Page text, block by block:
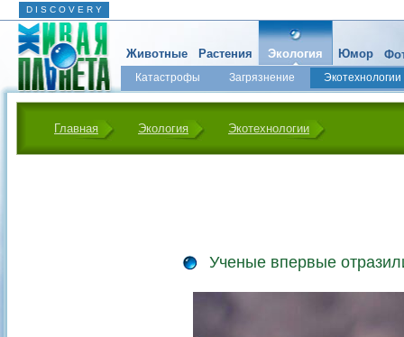
D I S C O V E R Y
Животные Растения Экология
Катастрофы Загрязнение Экотехнологии
Юмор
Главная Экология Экотехнологии
Ученые впервые